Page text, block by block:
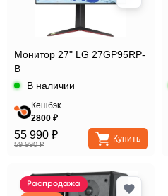
Монитор 27" LG 27GP95RP-
B
В наличии
Кешбэк
2800 ₽
55 990 ₽
59 990 ₽
Купить
Распродажа